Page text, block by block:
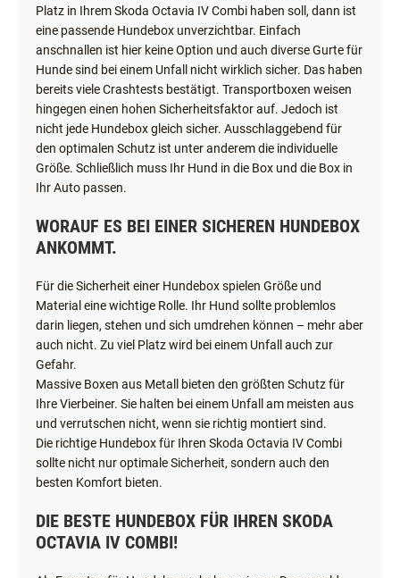
Platz in Ihrem Skoda Octavia IV Combi haben soll, dann ist
eine passende Hundebox unverzichtbar. Einfach
anschnallen ist hier keine Option und auch diverse Gurte für
Hunde sind bei einem Unfall nicht wirklich sicher. Das haben
bereits viele Crashtests bestätigt. Transportboxen weisen
hingegen einen hohen Sicherheitsfaktor auf. Jedoch ist
nicht jede Hundebox gleich sicher. Ausschlaggebend für
den optimalen Schutz ist unter anderem die individuelle
Größe. Schließlich muss Ihr Hund in die Box und die Box in
Ihr Auto passen.
WORAUF ES BEI EINER SICHEREN HUNDEBOX
ANKOMMT.
Für die Sicherheit einer Hundebox spielen Größe und
Material eine wichtige Rolle. Ihr Hund sollte problemlos
darin liegen, stehen und sich umdrehen können – mehr aber
auch nicht. Zu viel Platz wird bei einem Unfall auch zur
Gefahr.
Massive Boxen aus Metall bieten den größten Schutz für
Ihre Vierbeiner. Sie halten bei einem Unfall am meisten aus
und verrutschen nicht, wenn sie richtig montiert sind.
Die richtige Hundebox für Ihren Skoda Octavia IV Combi
sollte nicht nur optimale Sicherheit, sondern auch den
besten Komfort bieten.
DIE BESTE HUNDEBOX FÜR IHREN SKODA
OCTAVIA IV COMBI!